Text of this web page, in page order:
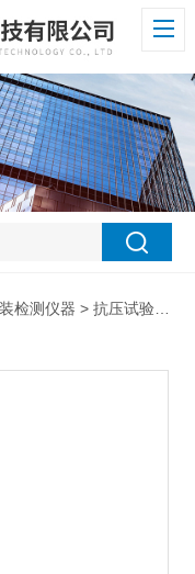
检测仪器 >抗压试验机